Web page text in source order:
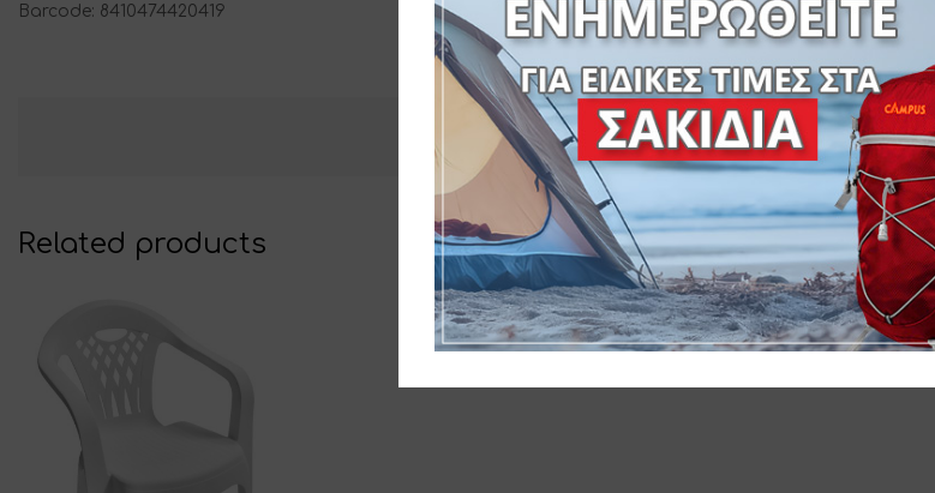
Barcode: 8410474420419
SKU: 144-2041
Related products